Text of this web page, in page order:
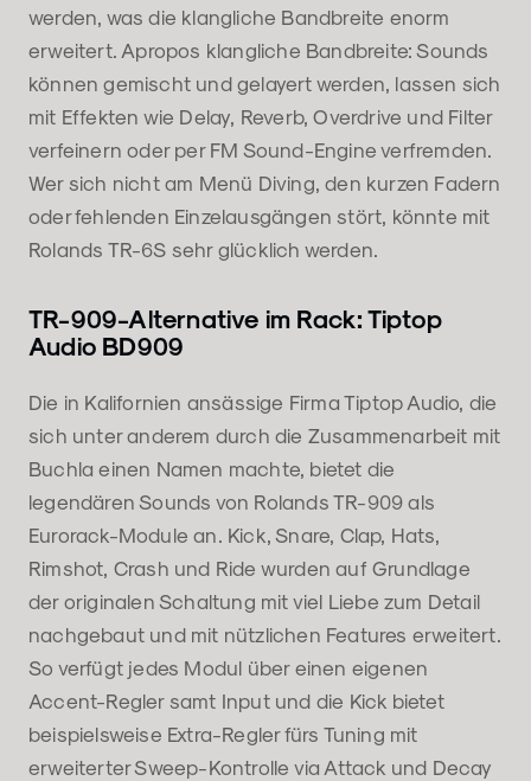
werden, was die klangliche Bandbreite enorm
erweitert. Apropos klangliche Bandbreite: Sounds
können gemischt und gelayert werden, lassen sich
mit Effekten wie Delay, Reverb, Overdrive und Filter
verfeinern oder per FM Sound-Engine verfremden.
Wer sich nicht am Menü Diving, den kurzen Fadern
oder fehlenden Einzelausgängen stört, könnte mit
Rolands TR-6S sehr glücklich werden.
TR-909-Alternative im Rack: Tiptop
Audio BD909
Die in Kalifornien ansässige Firma Tiptop Audio, die
sich unter anderem durch die Zusammenarbeit mit
Buchla einen Namen machte, bietet die
legendären Sounds von Rolands TR-909 als
Eurorack-Module an. Kick, Snare, Clap, Hats,
Rimshot, Crash und Ride wurden auf Grundlage
der originalen Schaltung mit viel Liebe zum Detail
nachgebaut und mit nützlichen Features erweitert.
So verfügt jedes Modul über einen eigenen
Accent-Regler samt Input und die Kick bietet
beispielsweise Extra-Regler fürs Tuning mit
erweiterter Sweep-Kontrolle via Attack und Decay